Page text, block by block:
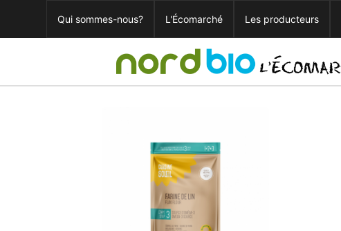
Qui sommes-nous? L'Écomarché Les producteurs